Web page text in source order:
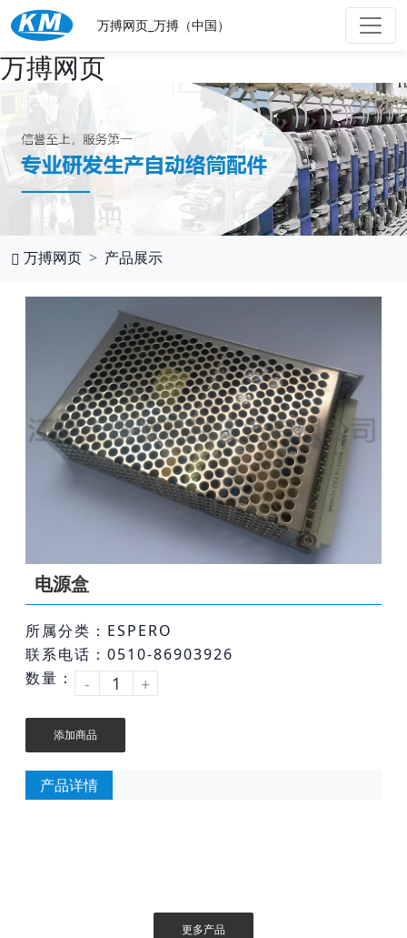
万搏网页
万搏网页_万搏（中国）
万搏网页 产品展示
电源盒
所属分类：ESPERO
联系电话：0510-86903926
数量：
- +
添加商品
产品详情
更多产品